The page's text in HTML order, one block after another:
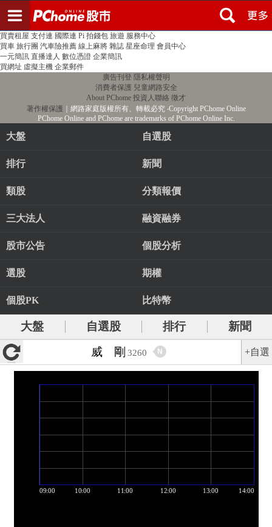
PChome首頁 線上購物 24h購物 書店
買賣租屋 支付連 國際連 Pi 拍錢包 旅遊 服務中心
買車 旅行團 汽車險推薦 線上麻將 雜誌 星座命理 會員中心
一元簡訊 直播達人 數位憑證 企業簡訊
買網址 虛擬主機 企業郵件
廣告刊登 隱私權聲明
消費者保護 兒童網路安全
About PChome 投資人聯絡 徵才
著作權保護 ｜網路家庭版權所有、轉載必究‧Copyright PChome Online
PChome Online and PChome are trademarks of PChome Online Inc.
大盤 自選股
排行 新聞
類股 分類報價
三大法人 融資融券
股市公告 個股分析
選股 期權
個股PK 比特幣
大盤 自選股 排行
新聞
威 剛 3260 N +自選